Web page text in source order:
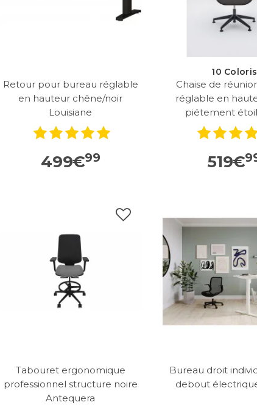
Retour pour bureau réglable
en hauteur chêne/noir
Louisiane
499€99
10 Coloris
Chaise de
réglable en
piétement
519€
Tabouret ergonomique
professionnel structure noire
Antequera
Bureau droit
debout